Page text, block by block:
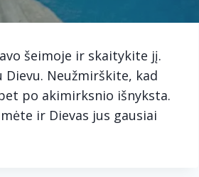
šeimoje ir skaitykite jį.
Neužmirškite, kad
po akimirksnio išnyksta.
ir Dievas jus gausiai